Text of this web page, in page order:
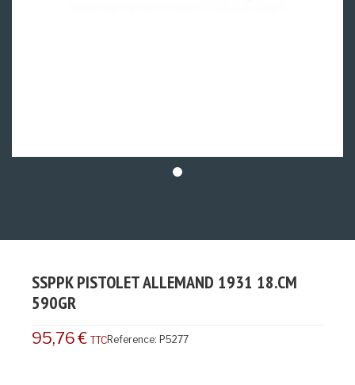
SSPPK PISTOLET ALLEMAND 1931 18.CM
590GR
95,76 € TTCReference: P5277